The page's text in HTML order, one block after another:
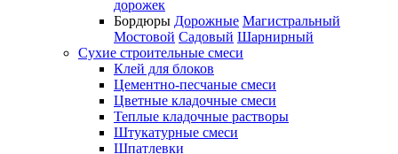
дорожек
Бордюры Дорожные Магистральный
Мостовой Садовый Шарнирный
Сухие строительные смеси
Клей для блоков
Цементно-песчаные смеси
Цветные кладочные смеси
Теплые кладочные растворы
Штукатурные смеси
Шпатлевки